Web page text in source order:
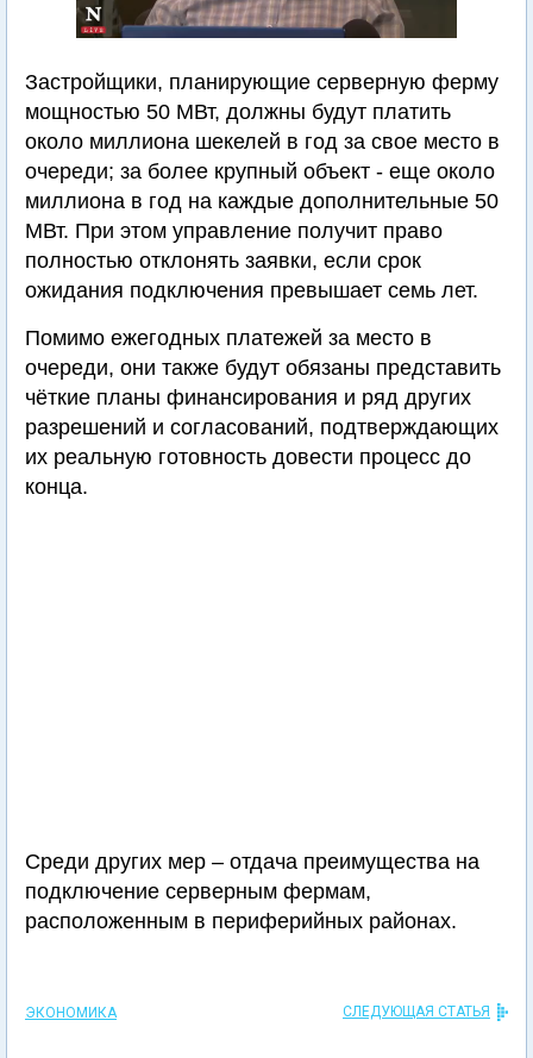
Застройщики, планирующие серверную ферму
мощностью 50 МВт, должны будут платить
около миллиона шекелей в год за свое место в
очереди; за более крупный объект - еще около
миллиона в год на каждые дополнительные 50
МВт. При этом управление получит право
полностью отклонять заявки, если срок
ожидания подключения превышает семь лет.
Помимо ежегодных платежей за место в
очереди, они также будут обязаны представить
чёткие планы финансирования и ряд других
разрешений и согласований, подтверждающих
их реальную готовность довести процесс до
конца.
Среди других мер – отдача преимущества на
подключение серверным фермам,
расположенным в периферийных районах.
ЭКОНОМИКА СЛЕДУЮЩАЯ СТАТЬЯ